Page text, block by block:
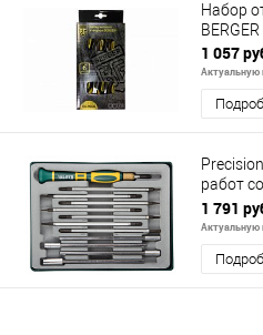
Набор
1 057
Актуальную
работ
1 791
Актуальную